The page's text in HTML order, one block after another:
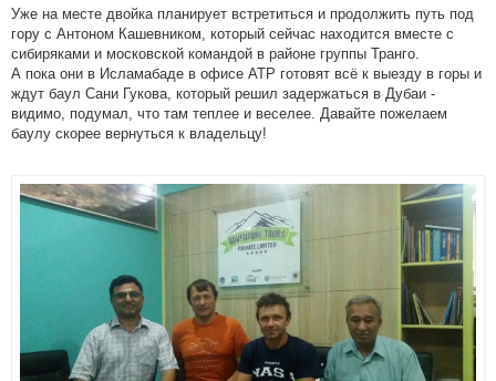
Уже на месте двойка планирует встретиться и продолжить путь под
гору с Антоном Кашевником, который сейчас находится вместе с
сибиряками и московской командой в районе группы Транго.
А пока они в Исламабаде в офисе АТР готовят всё к выезду в горы и
ждут баул Сани Гукова, который решил задержаться в Дубаи -
видимо, подумал, что там теплее и веселее. Давайте пожелаем
баулу скорее вернуться к владельцу!